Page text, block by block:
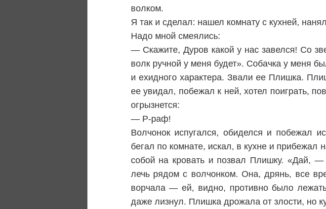
волком.
Я так и сделал: нашел комнату с кухней,
Надо мной смеялись:
— Скажите, Дуров какой у нас завелся! Со
волк ручной у меня будет». Собачка у меня
и ехидного характера. Звали ее Плишка.
ее увидал, побежал к ней, хотел поиграть,
огрызнется:
— Р-раф!
Волчонок испугался, обиделся и побежал
бегал по комнате, искал, в кухне и
собой на кровать и позвал Плишку. «Дай,
лечь рядом с волчонком. Она, дрянь, все
ворчала — ей, видно, противно было
даже лизнул. Плишка дрожала от злости, но